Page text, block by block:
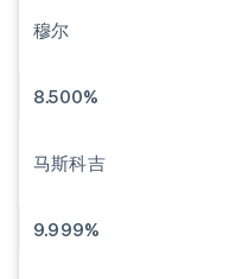
穆尔
8.500%
马斯科吉
9.999%